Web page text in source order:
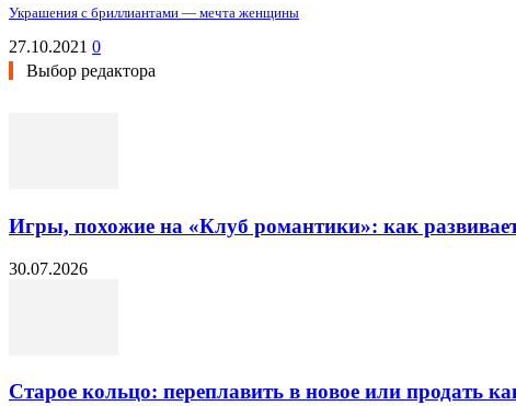
Украшения с бриллиантами — мечта женщины
27.10.2021 0
Выбор редактора
Игры, похожие на «Клуб романтики»: как
30.07.2026
Старое кольцо: переплавить в новое или продать